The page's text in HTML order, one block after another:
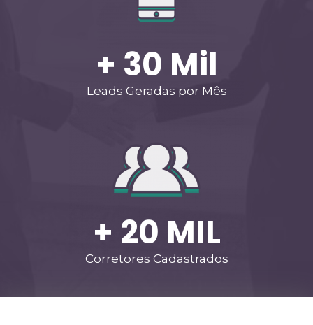
+ 30 Mil
Leads Geradas por Mês
+ 20 MIL
Corretores Cadastrados